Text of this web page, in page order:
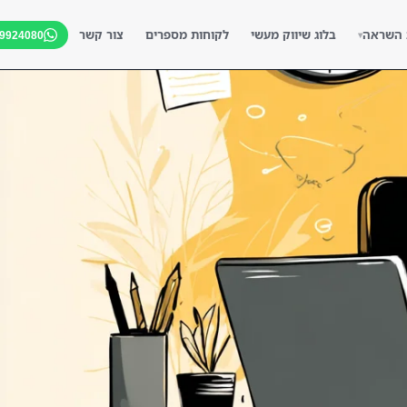
השראה▾ בלוג שיווק מעשי לקוחות מספרים צור קשר